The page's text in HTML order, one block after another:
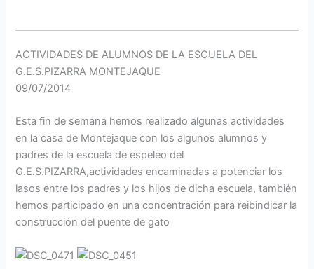
ACTIVIDADES DE ALUMNOS DE LA ESCUELA DEL
G.E.S.PIZARRA MONTEJAQUE
09/07/2014
Esta fin de semana hemos realizado algunas actividades
en la casa de Montejaque con los algunos alumnos y
padres de la escuela de espeleo del
G.E.S.PIZARRA,actividades encaminadas a potenciar los
lasos entre los padres y los hijos de dicha escuela, también
hemos participado en una concentración para reibindicar la
construcción del puente de gato